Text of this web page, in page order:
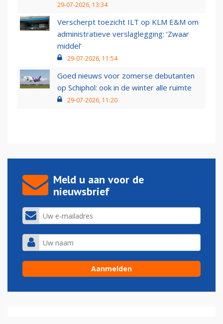
29-07-2026, 13:34
Verscherpt toezicht ILT op KLM E&M om
administratieve verslaglegging: ‘Zwaar
middel’
29-07-2026, 11:54
Goed nieuws voor zomerse debutanten
op Schiphol: ook in de winter alle ruimte
29-07-2026, 11:20
Meld u aan voor de
nieuwsbrief